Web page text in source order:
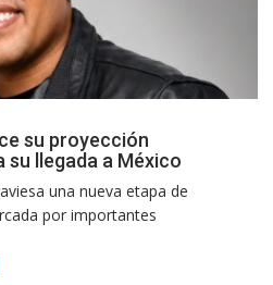
su proyección
llegada a México
una nueva etapa de
por importantes